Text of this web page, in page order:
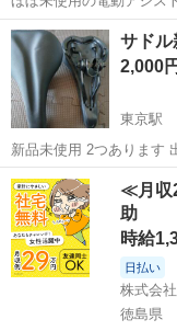
く、全体的に非常にきれいな状態です。 ・
電動アシスト自転車です
んので、掲載写真をご...
高知 高知市 電
サドル
2,000円
東京駅
新品未使用 2つあります
が神経質な方はお断りし
高知 高知市 東京
≪月収
助
時給
日払い
株式会
徳島県